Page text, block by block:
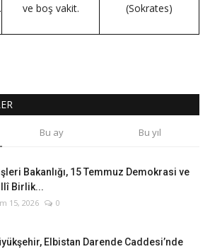
ve boş vakit.
(Sokrates)
Bu ay Bu yıl
Bakanlığı, 15 Temmuz Demokrasi ve
Birlik...
15, 2026 0
Elbistan Darende Caddesi’nde